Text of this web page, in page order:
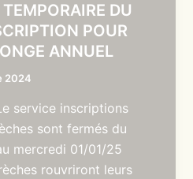
DU
POUR
ANNUEL
2024
service inscriptions
sont fermés du
mercredi 01/01/25
rouvriront leurs